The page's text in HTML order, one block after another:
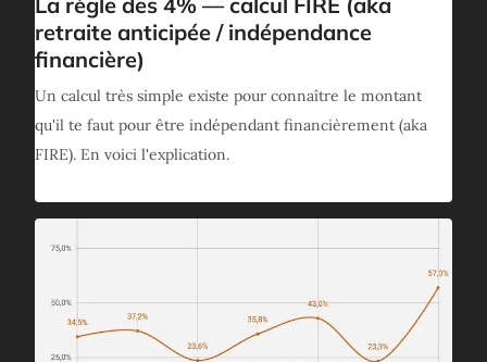
retraite anticipée / indépendance
financière)
Un calcul très simple existe pour connaître le montant
qu'il te faut pour être indépendant financièrement (aka
FIRE). En voici l'explication.